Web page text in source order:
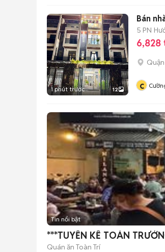
1 phút trước 12
5 PN
6,828
Quận
c
Tin nổi bật
***TUYỂN KẾ TOÁN
Quán ăn Toàn Trí